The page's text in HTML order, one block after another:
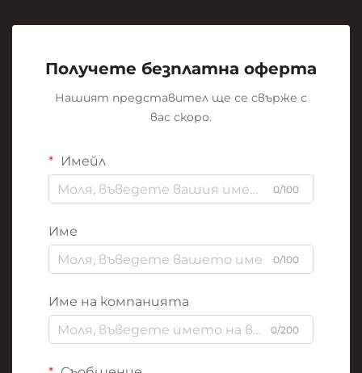
Получете безплатна оферта
Нашият представител ще се свърже с
вас скоро.
Имейл
0/100
Име
0/100
Име на компанията
0/200